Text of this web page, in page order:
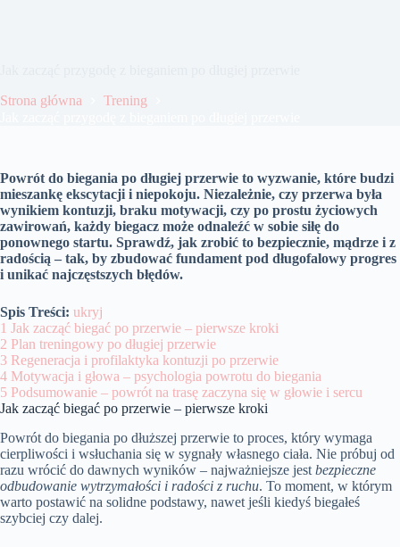
Strona główna
Trening
Powrót do biegania po długiej przerwie to wyzwanie, które budzi
mieszankę ekscytacji i niepokoju. Niezależnie, czy przerwa była
wynikiem kontuzji, braku motywacji, czy po prostu życiowych
zawirowań, każdy biegacz może odnaleźć w sobie siłę do
ponownego startu. Sprawdź, jak zrobić to bezpiecznie, mądrze i z
radością – tak, by zbudować fundament pod długofalowy progres
i unikać najczęstszych błędów.
Spis Treści: ukryj
1 Jak zacząć biegać po przerwie – pierwsze kroki
2 Plan treningowy po długiej przerwie
3 Regeneracja i profilaktyka kontuzji po przerwie
4 Motywacja i głowa – psychologia powrotu do biegania
5 Podsumowanie – powrót na trasę zaczyna się w głowie i sercu
Jak zacząć biegać po przerwie – pierwsze kroki
Powrót do biegania po dłuższej przerwie to proces, który wymaga
cierpliwości i wsłuchania się w sygnały własnego ciała. Nie próbuj od
razu wrócić do dawnych wyników – najważniejsze jest bezpieczne
odbudowanie wytrzymałości i radości z ruchu. To moment, w którym
warto postawić na solidne podstawy, nawet jeśli kiedyś biegałeś
szybciej czy dalej.